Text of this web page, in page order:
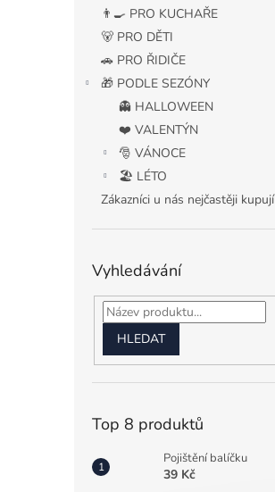
👨‍🍳 PRO KUCHAŘE
🐻 PRO DĚTI
🚗 PRO ŘIDIČE
🎁 PODLE SEZÓNY
👻 HALLOWEEN
❤️ VALENTÝN
🎅 VÁNOCE
🏖️ LÉTO
Zákazníci u nás nejčastěji kupují
Vyhledávání
HLEDAT
Top 8 produktů
Pojištění balíčku
39 Kč